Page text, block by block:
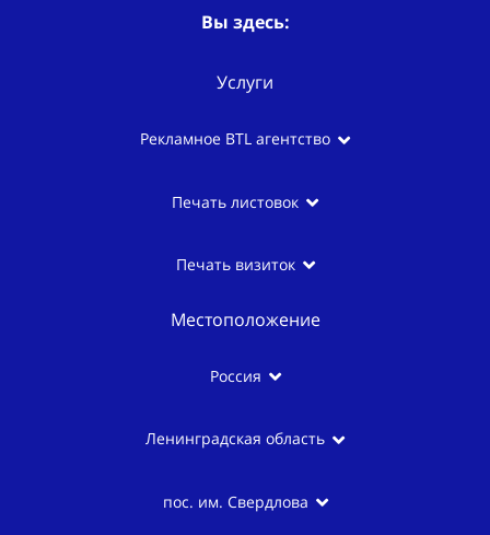
Вы здесь:
Услуги
Рекламное BTL агентство
Печать листовок
Печать визиток
Местоположение
Россия
Ленинградская область
пос. им. Свердлова